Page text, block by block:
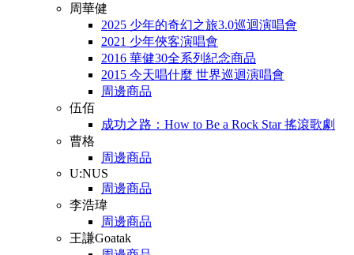
周華健
2025 少年的奇幻之旅3.0巡迴演唱會
2021 少年俠客演唱會
2016 華健30全系列紀念商品
2015 今天唱什麼 世界巡迴演唱會
周邊商品
伍佰
成功之路：How to Be a Rock Star 搖滾歌劇
曹格
周邊商品
U:NUS
周邊商品
李浩瑋
周邊商品
王謙Goatak